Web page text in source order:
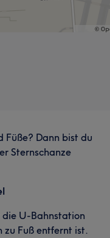
sagen
Füße? Dann bist du
Sternschanze
U-Bahnstation
zu Fuß entfernt ist.